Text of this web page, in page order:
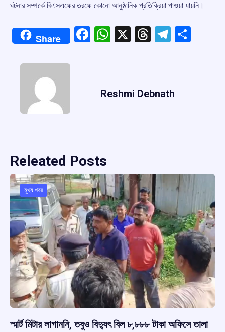
ঘটনার সম্পর্কে বিএসএফের তরফে কোনো আনুষ্ঠানিক প্রতিক্রিয়া পাওয়া যায়নি।
Share Facebook
WhatsApp
X Threads
Reshmi Debnath
Releated Posts
মুখ্য খবর
স্মার্ট মিটার লাগাননি, তবুও বিদ্যুৎ বিল ৮,৮৮৮ টাকা অফিসে তালা